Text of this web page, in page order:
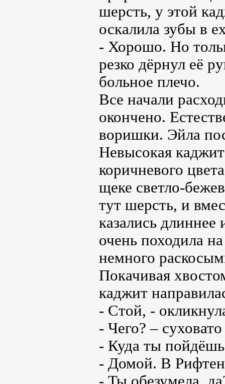
шерсть, у этой
оскалила зубы в
- Хорошо. Но
резко дёрнул её
больное плечо.
Все начали
окончено.
воришки. Эйла
Невысокая
коричневого
щеке светло-
тут шерсть, и
казались
очень походила
немного
Покачивая
каджит
- Стой, -
- Чего? –
- Куда ты
- Домой. В